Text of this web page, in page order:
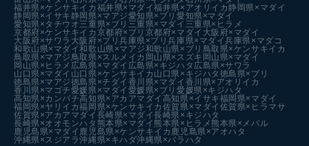
福井県×ケンサキイカ 福井県×マダイ福井県×アオリイカ 静岡県×マダイ
静岡県×イサキ 静岡県×マアジ愛知県×ブリ愛知県×マダイ
愛知県×タチウオ三重県×ブリ 三重県×マダイ 三重県×ヒラメ
京都府×ケンサキイカ 京都府×ブリ 京都府×マダイ 大阪府×マダイ
大阪府×サワラ 大阪府×ブリ兵庫県×ブリ兵庫県×マダイ兵庫県×マダコ
和歌山県×マダイ和歌山県×マアジ和歌山県×ブリ 鳥取県×ケンサキイカ
鳥取県×マアジ鳥取県×スルメイカ 岡山県×スズキ 岡山県×マダイ
岡山県×ヒラメ 広島県×マダイ 広島県×キジハタ 広島県×サワラ
山口県×マダイ 山口県×ケンサキイカ 山口県×キジハタ 徳島県×ブリ
徳島県×マアジ徳島県×チダイ 香川県×マダイ 香川県×アオリイカ
香川県×マゴチ愛媛県×マダイ 愛媛県×ブリ愛媛県×キジハタ
高知県×カンパチ高知県×アカアマダイ 高知県×イサキ福岡県×マダイ
福岡県×ヤリイカ福岡県×ケンサキイカ 佐賀県×マダイ 佐賀県×ヒラマサ
佐賀県×アカアマダイ 長崎県×マダイ長崎県×キジハタ
長崎県×オオモンハタ 熊本県×マダイ 熊本県×ヒラメ 熊本県×メバル
鹿児島県×マダイ 鹿児島県×ケンサキイカ 鹿児島県×アオハタ
沖縄県×スジアラ沖縄県×キハダ沖縄県×バラハタ